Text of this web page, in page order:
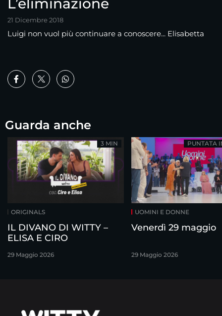
L’eliminazione
21 Dicembre 2018
Luigi non vuol più continuare a conoscere... Elisabetta
Guarda anche
ORIGINALS
IL DIVANO DI WITTY –
ELISA E CIRO
29 Maggio 2026
3 MIN
UOMINI E DONNE
Venerdì 29 maggio
29 Maggio 2026
PUNTATA